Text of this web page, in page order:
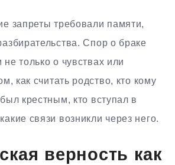
запреты требовали памяти,
Спор о браке
только о чувствах или
как считать родство, кто кому
крестным, кто вступал в
связи возникли через него.
верность как